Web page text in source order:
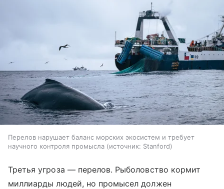
Перелов нарушает баланс морских экосистем и требует
научного контроля промысла
источник: Stanford
Третья угроза — перелов. Рыболовство кормит
миллиарды людей, но промысел должен